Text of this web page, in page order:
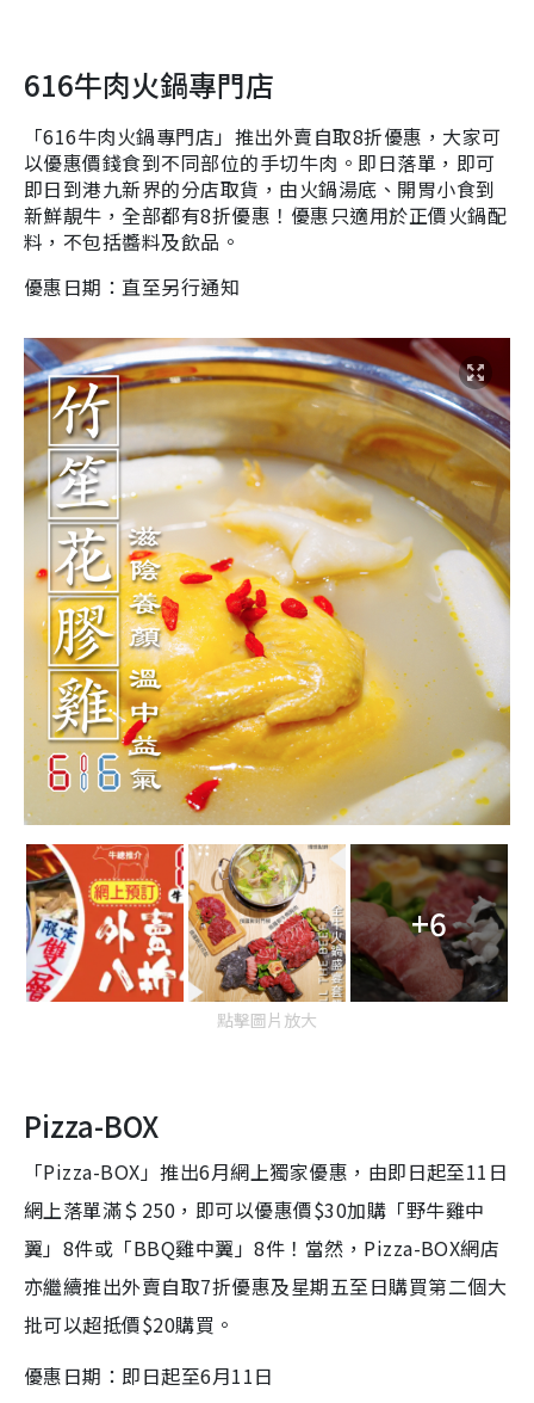
616牛肉火鍋專門店
「616牛肉火鍋專門店」推出外賣自取8折優惠，大家可
以優惠價錢食到不同部位的手切牛肉。即日落單，即可
即日到港九新界的分店取貨，由火鍋湯底、開胃小食到
新鮮靚牛，全部都有8折優惠！優惠只適用於正價火鍋配
料，不包括醬料及飲品。
優惠日期：直至另行通知
+6
點擊圖片放大
Pizza-BOX
「Pizza-BOX」推出6月網上獨家優惠，由即日起至11日
網上落單滿＄250，即可以優惠價$30加購「野牛雞中
翼」8件或「BBQ雞中翼」8件！當然，Pizza-BOX網店
亦繼續推出外賣自取7折優惠及星期五至日購買第二個大
批可以超抵價$20購買。
優惠日期：即日起至6月11日